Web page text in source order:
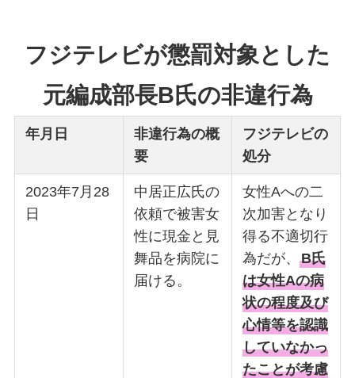
フジテレビが懲罰対象とした
元編成部長B氏の非違行為
年月日
非違行為の概
要
フジテレビの
処分
2023年7月28
日
中居正広氏の
依頼で被害女
性に現金と見
舞品を病院に
届ける。
女性Aへの二
次加害となり
得る不適切行
為だが、B氏
は女性Aの病
状の程度及び
心情等を認識
していなかっ
たことが考慮